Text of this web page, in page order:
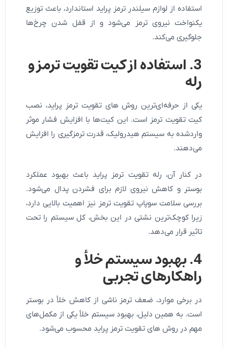
استفاده از لوازم سیلندر ترمز پراید استاندارد، باعث توزیع
یکنواخت نیروی ترمز می‌شود و از قفل شدن چرخ‌ها
جلوگیری می‌کند.
3. استفاده از کیت تقویت ترمز و
رله
یکی از حرفه‌ای‌ترین روش های تقویت ترمز پراید، نصب
کیت تقویت ترمز است. این کیت‌ها با افزایش فشار موثر
واردشده به سیستم هیدرولیک، قدرت ترمزگیری را افزایش
می‌دهند.
در کنار آن، رله تقویت ترمز پراید باعث بهبود عملکرد
بوستر و کاهش نیروی لازم برای فشردن پدال می‌شود.
بررسی سلامت سوپاپ تقویت ترمز نیز اهمیت بالایی دارد،
زیرا کوچک‌ترین نشتی در این بخش، کل سیستم را تحت
تاثیر قرار می‌دهد.
4. بهبود سیستم خلأ و
راهکارهای تجربی
در برخی موارد، ضعف ترمز ناشی از کاهش خلأ در بوستر
است. به همین دلیل، بهبود سیستم خلأ یکی از مکمل‌های
مهم در روش های تقویت ترمز پراید محسوب می‌شود.